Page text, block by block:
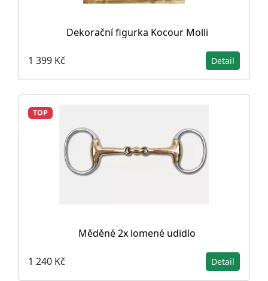
Dekorační figurka Kocour Molli
1 399 Kč Detail
TOP
Měděné 2x lomené udidlo
1 240 Kč Detail